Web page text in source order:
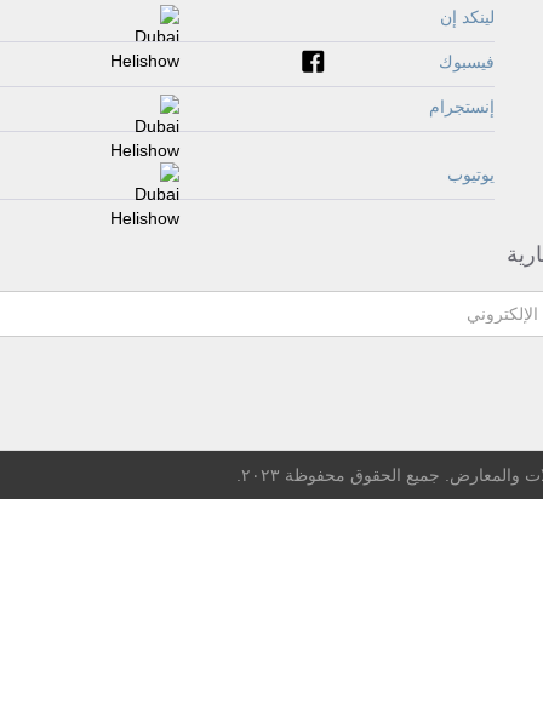
لينكد إن
فيسبوك
إنستجرام
يوتيوب
والمعارض. جميع الحقوق محفوظة ٢٠٢٣.